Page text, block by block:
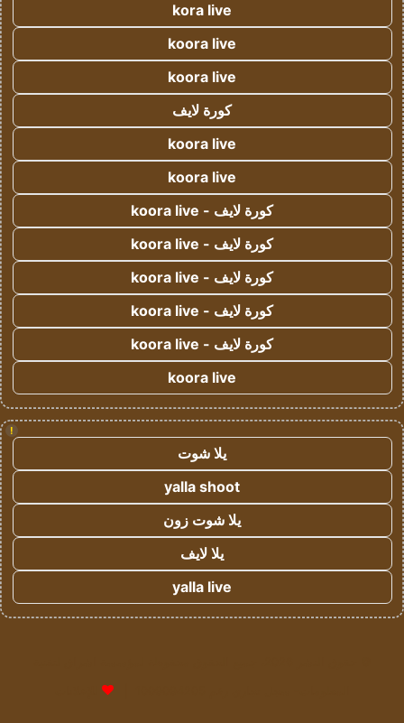
kora live
koora live
koora live
كورة لايف
koora live
koora live
كورة لايف - koora live
كورة لايف - koora live
كورة لايف - koora live
كورة لايف - koora live
كورة لايف - koora live
koora live
!
يلا شوت
yalla shoot
يلا شوت زون
يلا لايف
yalla live